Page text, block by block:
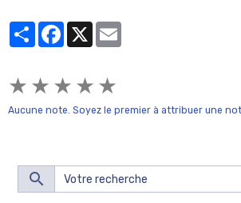
PartagerFacebook
★ ★ ★ ★ ★
Aucune note. Soyez le premier à attribuer une